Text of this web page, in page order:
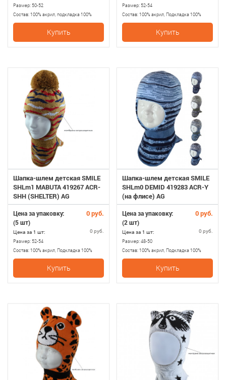
Размер:50-52
Состав:100% акрил, подкладка 100%
хлопопок
Купить
Размер:52-54
Состав:100% акрил, Подкладка 100%
хлопок, утеплитель SHELTER
Купить
Шапка-шлем детская SMILE
SHLm1 MABUTA 419267 ACR-
SHH (SHELTER) AG
Цена за упаковку: 0 руб.
(5 шт)
Цена за 1 шт: 0 руб.
Размер:52-54
Состав:100% акрил, Подкладка 100%
хлопок
Купить
Шапка-шлем детская SMILE
SHLm0 DEMID 419283 ACR-Y
(на флисе) AG
Цена за упаковку: 0 руб.
(2 шт)
Цена за 1 шт: 0 руб.
Размер:48-50
Состав:100% акрил, Подкладка 100%
полиэстер
Купить